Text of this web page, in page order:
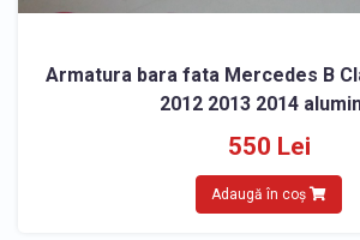
Armatura bara fata Mercedes B
2012 2013 2014
550 Lei
Adaugă în coș